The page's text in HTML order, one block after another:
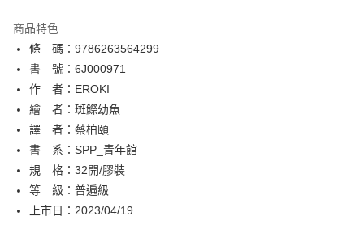
相關說明
【關於「AFTEE先享後付」】
AFTEE先享後付是「在收到商品之後才付款」的支付方式。 讓您購物簡單
便利好安心！
１．簡單：不需註冊會員、不需綁卡、不需儲值。
２．便利：只要手機號碼，簡訊認證，即可結帳。
３．安心：先確認商品／服務後，再付款。
【「AFTEE先享後付」結帳流程】
１．於結帳方式選擇「AFTEE先享後付」後，將跳轉至「AFTEE先享後付」
結帳頁面，進行簡訊認證並確認金額後，即可完成結帳。
２．訂單成立數日內，您將收到繳費通知簡訊。
３．收到繳費通知簡訊後14天內，點擊此簡訊中的連結，可透過四大超商／
ATM付款
運送方式
全家取貨付款
每筆NT$80，滿NT$500(含以上)免運費
付款後全家取貨
每筆NT$80，滿NT$500(含以上)免運費
商品特色
條 碼：9786263564299
書 號：6J000971
作 者：EROKI
繪 者：斑鰶幼魚
譯 者：蔡柏頤
書 系：SPP_青年館
規 格：32開/膠裝
等 級：普遍級
上市日：2023/04/19